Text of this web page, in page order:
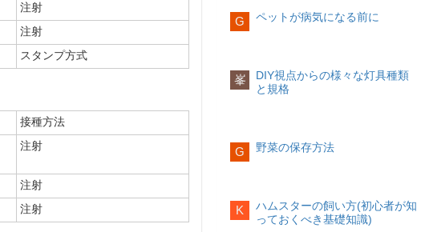
注射
注射
スタンプ方式
接種方法
注射
注射
注射
G ペットが病気になる前に
峯
DIY視点からの様々な灯具種類
と規格
G 野菜の保存方法
K
​ハムスターの飼い方(初心者が知
っておくべき基礎知識)